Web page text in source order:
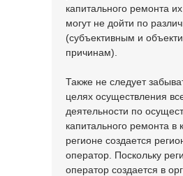
капитального ремонта
могут не дойти по
(субъективным и
причинам).
Также не следует
целях осуществления
деятельности по
капитального ремонта в
регионе создается
оператор. Поскольку
оператор создается в